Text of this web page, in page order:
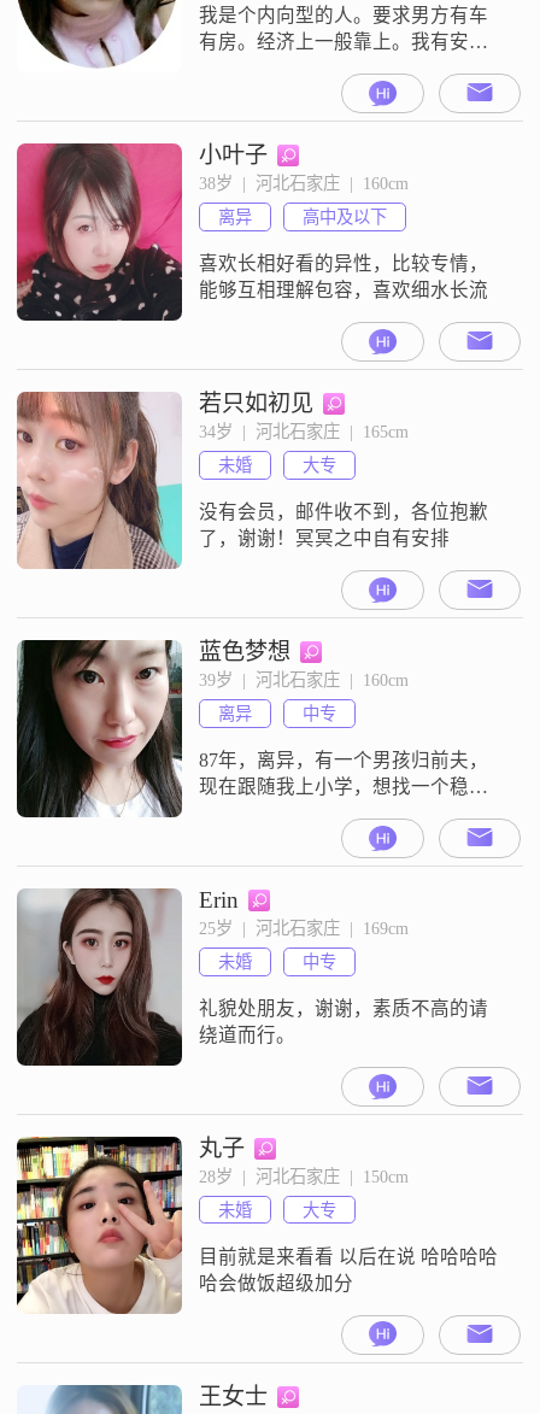
我是个内向型的人。要求男方有车
有房。经济上一般靠上。我有安全
感。男方体贴，温柔。有内涵。有
品味。我的要求是不是有点高。但
却是我的内心话。
小叶子
38岁  |  河北石家庄  |  160cm
离异
高中及以下
喜欢长相好看的异性，比较专情，
能够互相理解包容，喜欢细水长流
若只如初见
34岁  |  河北石家庄  |  165cm
未婚
大专
没有会员，邮件收不到，各位抱歉
了，谢谢！冥冥之中自有安排
蓝色梦想
39岁  |  河北石家庄  |  160cm
离异
中专
87年，离异，有一个男孩归前夫，
现在跟随我上小学，想找一个稳重
接受孩子短期跟着我的再联系，如
果接受不了，就不要互相打扰了，
谢谢！
Erin
25岁  |  河北石家庄  |  169cm
未婚
中专
礼貌处朋友，谢谢，素质不高的请
绕道而行。
丸子
28岁  |  河北石家庄  |  150cm
未婚
大专
目前就是来看看 以后在说 哈哈哈哈
哈会做饭超级加分
王女士